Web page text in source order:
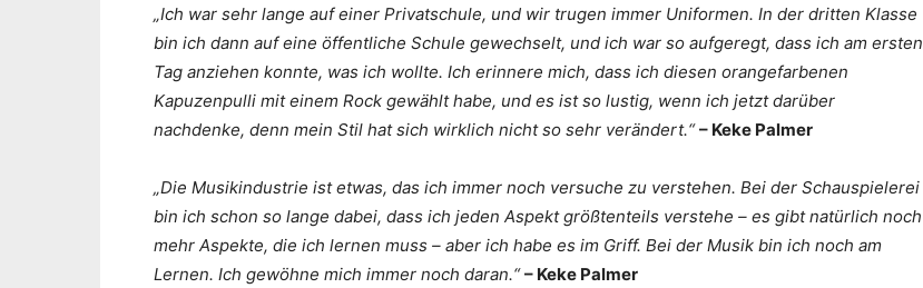
„Ich war sehr lange auf einer Privatschule, und wir trugen immer Uniformen. In der dritten Klasse
bin ich dann auf eine öffentliche Schule gewechselt, und ich war so aufgeregt, dass ich am ersten
Tag anziehen konnte, was ich wollte. Ich erinnere mich, dass ich diesen orangefarbenen
Kapuzenpulli mit einem Rock gewählt habe, und es ist so lustig, wenn ich jetzt darüber
nachdenke, denn mein Stil hat sich wirklich nicht so sehr verändert.“ – Keke Palmer
„Die Musikindustrie ist etwas, das ich immer noch versuche zu verstehen. Bei der Schauspielerei
bin ich schon so lange dabei, dass ich jeden Aspekt größtenteils verstehe – es gibt natürlich noch
mehr Aspekte, die ich lernen muss – aber ich habe es im Griff. Bei der Musik bin ich noch am
Lernen. Ich gewöhne mich immer noch daran.“ – Keke Palmer